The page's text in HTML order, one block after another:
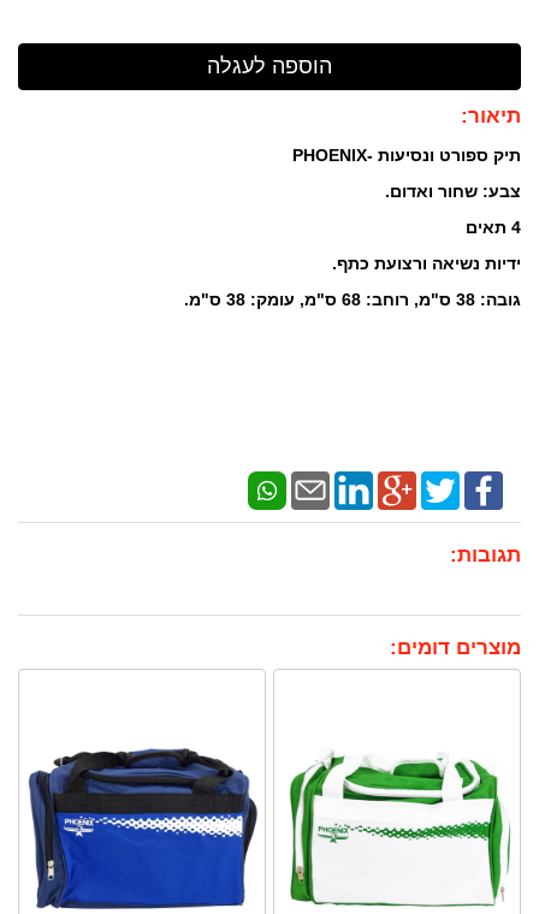
תיאור:
תיק ספורט ונסיעות -PHOENIX
צבע: שחור ואדום.
4 תאים
ידיות נשיאה ורצועת כתף.
גובה: 38 ס"מ, רוחב: 68 ס"מ, עומק: 38 ס"מ.
תגובות:
מוצרים דומים: